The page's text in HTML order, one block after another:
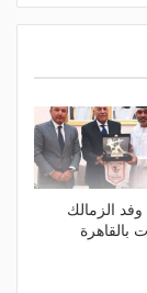
الزمالك
بالقاهرة